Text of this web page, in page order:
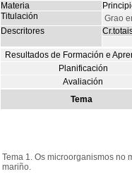
Materia
Titulación
Grao
Descritores
Resultados de Formación e
Planificación
Avaliación
Tema
Tema 1. Os microorganismos no
mariño.